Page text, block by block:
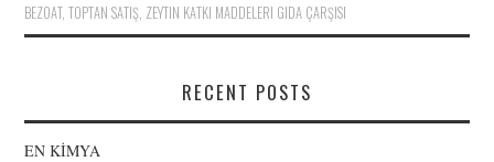
BEZOAT,TOPTAN SATIŞ ZEYTIN KATKI MADDELERI GIDA ÇARŞISI
RECENT POSTS
EN KİMYA